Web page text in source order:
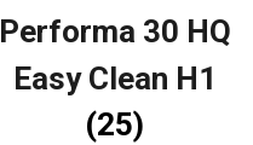
Performa 30 HQ
Easy Clean H1
(25)